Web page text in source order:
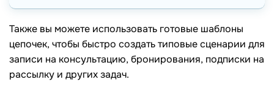
Также вы можете использовать готовые шаблоны
цепочек, чтобы быстро создать типовые сценарии для
записи на консультацию, бронирования, подписки на
рассылку и других задач.